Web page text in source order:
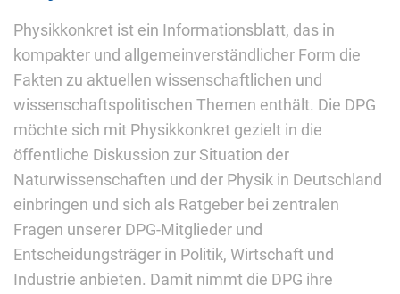
Physikkonkret ist ein Informationsblatt, das in
kompakter und allgemeinverständlicher Form die
Fakten zu aktuellen wissenschaftlichen und
wissenschaftspolitischen Themen enthält. Die DPG
möchte sich mit Physikkonkret gezielt in die
öffentliche Diskussion zur Situation der
Naturwissenschaften und der Physik in Deutschland
einbringen und sich als Ratgeber bei zentralen
Fragen unserer DPG-Mitglieder und
Entscheidungsträger in Politik, Wirtschaft und
Industrie anbieten. Damit nimmt die DPG ihre